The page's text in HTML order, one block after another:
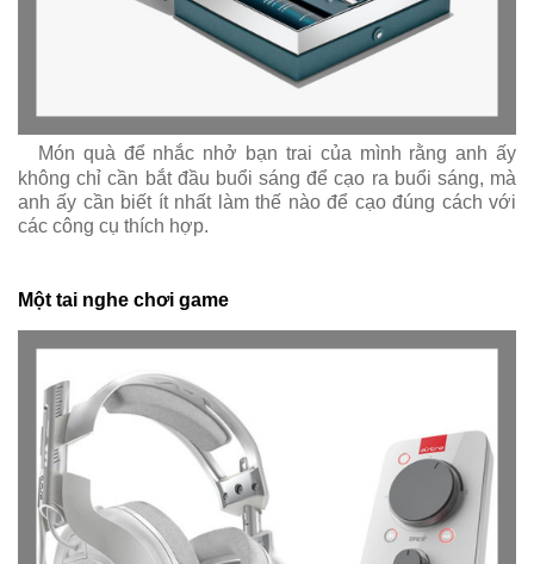
Món quà để nhắc nhở bạn trai của mình rằng anh ấy
không chỉ cần bắt đầu buổi sáng để cạo ra buổi sáng, mà
anh ấy cần biết ít nhất làm thế nào để cạo đúng cách với
các công cụ thích hợp.
Một tai nghe chơi game